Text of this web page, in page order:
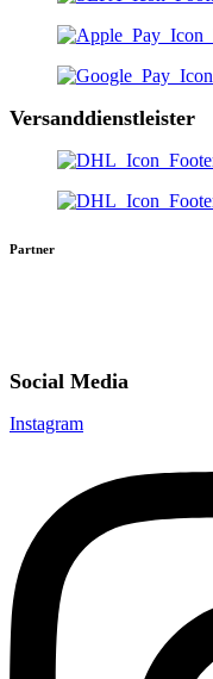
Versanddienstleister
Partner
Social Media
Instagram